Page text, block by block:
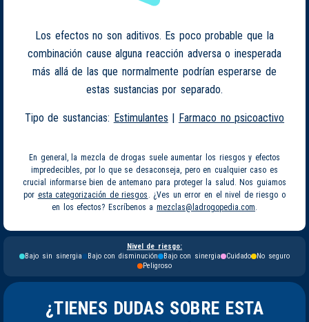
Los efectos no son aditivos. Es poco probable que la
combinación cause alguna reacción adversa o inesperada
más allá de las que normalmente podrían esperarse de
estas sustancias por separado.
Tipo de sustancias: Estimulantes | Farmaco no psicoactivo
En general, la mezcla de drogas suele aumentar los riesgos y efectos
impredecibles, por lo que se desaconseja, pero en cualquier caso es
crucial informarse bien de antemano para proteger la salud. Nos guiamos
por esta categorización de riesgos . ¿Ves un error en el nivel de riesgo o
en los efectos? Escríbenos a mezclas@ladrogopedia.com.
Nivel de riesgo:
Bajo sin sinergia
Bajo con disminución Bajo con sinergia Cuidado
No seguro
Peligroso
¿TIENES DUDAS SOBRE ESTA